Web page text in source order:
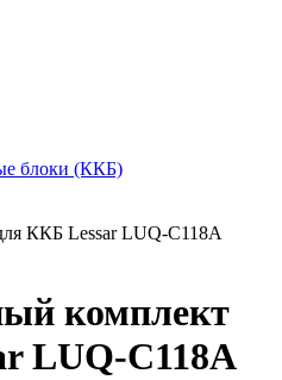
блоки (ККБ)
ККБ Lessar LUQ-C118A
комплект
LUQ-C118A